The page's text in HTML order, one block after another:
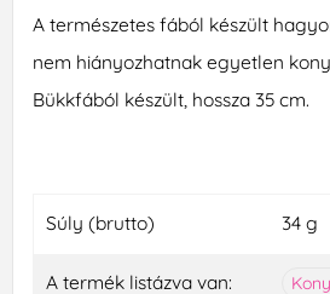
A természetes fából készült
nem hiányozhatnak egyetlen
Bükkfából készült, hossza 35 cm.
Súly (brutto) 34 g
A termék listázva van: